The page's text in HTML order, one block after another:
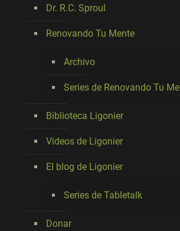
Dr. R.C. Sproul
Renovando Tu Mente
Archivo
Series de Renovando Tu
Biblioteca Ligonier
Videos de Ligonier
El blog de Ligonier
Series de Tabletalk
Donar